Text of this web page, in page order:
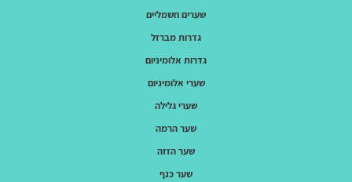
שערים חשמליים
גדרות מברזל
גדרות אלומיניום
שערי אלומיניום
שערי גלילה
שער הרמה
שער הזזה
שער כנף